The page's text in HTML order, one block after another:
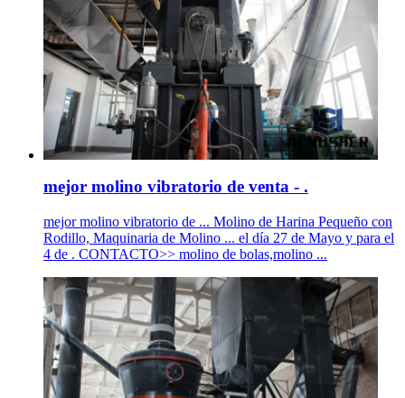
mejor molino vibratorio de venta - .
mejor molino vibratorio de ... Molino de Harina Pequeño con
Rodillo, Maquinaria de Molino ... el día 27 de Mayo y para el
4 de . CONTACTO>> molino de bolas,molino ...